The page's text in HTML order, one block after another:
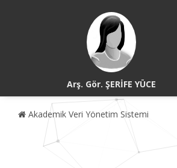
Arş. Gör. ŞERİFE YÜCE
Akademik Veri Yönetim Sistemi